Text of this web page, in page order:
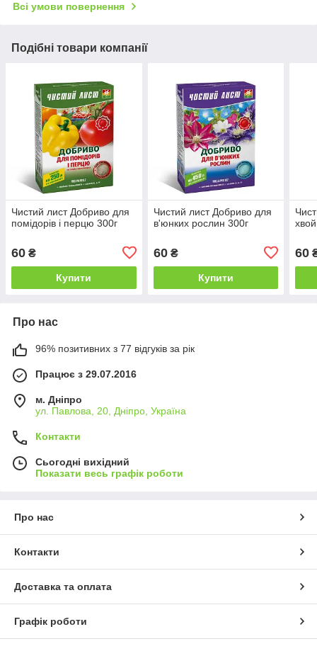
Всі умови повернення
Подібні товари компанії
Чистий лист Добриво для
помідорів і перцю 300г
60 ₴
Купити
Чистий лист Добриво для
в'юнких рослин 300г
60₴
Купити
60
Про нас
96% позитивних з 77 відгуків за рік
Працює з 29.07.2016
м. Дніпро
ул. Павлова, 20, Дніпро, Україна
Контакти
Сьогодні вихідний
Показати весь графік роботи
Про нас
Контакти
Доставка та оплата
Графік роботи